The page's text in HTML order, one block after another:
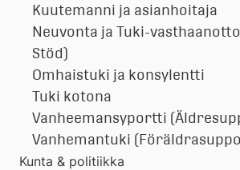
Kuutemanni ja asianhoitaja
Neuvonta ja Tuki-
Stöd)
Omhaistuki ja konsylentti
Tuki kotona
Vanheemansyportti
Vanhemantuki
Kunta & politiikka